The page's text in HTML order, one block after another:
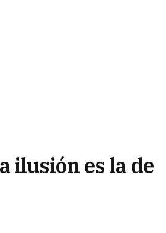
ilusión es la de